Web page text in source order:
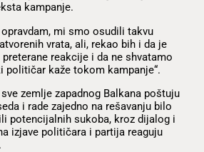
kampanje.
mi smo osudili takvu
vrata, ali, rekao bih i da je
reakcije i da ne shvatamo
političar kaže tokom kampanje“.
zemlje zapadnog Balkana poštuju
i rade zajedno na rešavanju bilo
potencijalnih sukoba, kroz dijalog i
izjave političara i partija reaguju